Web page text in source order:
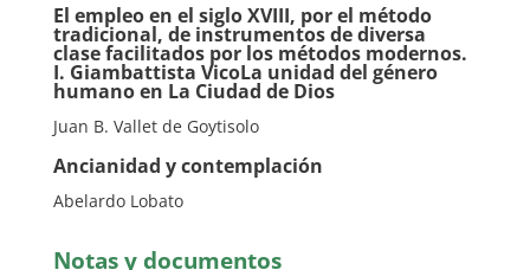
El empleo en el siglo XVIII, por el método
tradicional, de instrumentos de diversa
clase facilitados por los métodos modernos.
I. Giambattista VicoLa unidad del género
humano en La Ciudad de Dios
Juan B. Vallet de Goytisolo
Ancianidad y contemplación
Abelardo Lobato
Notas y documentos